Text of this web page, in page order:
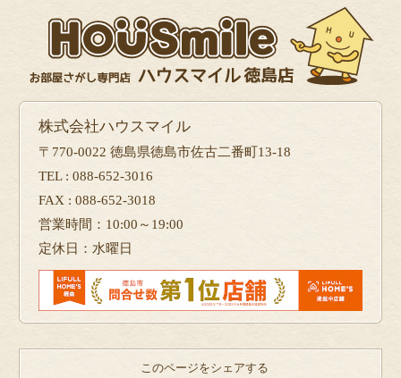
株式会社ハウスマイル
〒770-0022 徳島県徳島市佐古二番町13-18
TEL : 088-652-3016
FAX : 088-652-3018
営業時間：10:00～19:00
定休日：水曜日
このページをシェアする